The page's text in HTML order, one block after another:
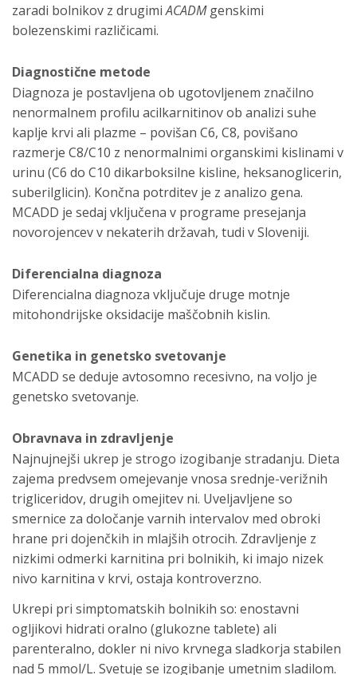
zaradi bolnikov z drugimiACADMgenskimi
bolezenskimi različicami.
Diagnostične metode
Diagnoza je postavljena ob ugotovljenem značilno
nenormalnem profilu acilkarnitinov ob analizi suhe
kaplje krvi ali plazme – povišan C6, C8, povišano
razmerje C8/C10 z nenormalnimi organskimi kislinami v
urinu (C6 do C10 dikarboksilne kisline, heksanoglicerin,
suberilglicin). Končna potrditev je z analizo gena.
MCADD je sedaj vključena v programe presejanja
novorojencev v nekaterih državah, tudi v Sloveniji.
Diferencialna diagnoza
Diferencialna diagnoza vključuje druge motnje
mitohondrijske oksidacije maščobnih kislin.
Genetika in genetsko svetovanje
MCADD se deduje avtosomno recesivno, na voljo je
genetsko svetovanje.
Obravnava in zdravljenje
Najnujnejši ukrep je strogo izogibanje stradanju. Dieta
zajema predvsem omejevanje vnosa srednje-verižnih
trigliceridov, drugih omejitev ni. Uveljavljene so
smernice za določanje varnih intervalov med obroki
hrane pri dojenčkih in mlajših otrocih. Zdravljenje z
nizkimi odmerki karnitina pri bolnikih, ki imajo nizek
nivo karnitina v krvi, ostaja kontroverzno.
Ukrepi pri simptomatskih bolnikih so: enostavni
ogljikovi hidrati oralno (glukozne tablete) ali
parenteralno, dokler ni nivo krvnega sladkorja stabilen
nad 5 mmol/L. Svetuje se izogibanje umetnim sladilom.